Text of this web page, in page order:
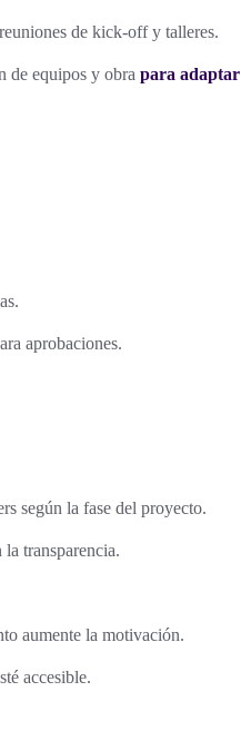
de kick-off y talleres.
de equipos y obra para adaptar
aprobaciones.
según la fase del proyecto.
transparencia.
aumente la motivación.
accesible.